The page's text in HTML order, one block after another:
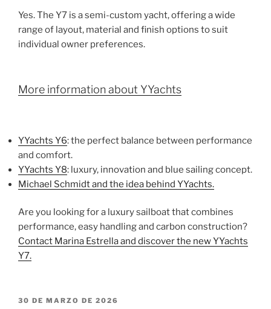
Yes. The Y7 is a semi-custom yacht, offering a wide
range of layout, material and finish options to suit
individual owner preferences.
More information about YYachts
YYachts Y6: the perfect balance between performance
and comfort.
YYachts Y8: luxury, innovation and blue sailing concept.
Michael Schmidt and the idea behind YYachts.
Are you looking for a luxury sailboat that combines
performance, easy handling and carbon construction?
Contact Marina Estrella and discover the new YYachts
Y7.
PUBLICADO
30 DE MARZO DE 2026